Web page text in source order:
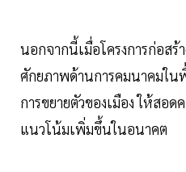
นอกจากนี้เมื่อโครงการก่อสร้
ศักยภาพด้านการคมนาคมใน
การขยายตัวของเมือง ให้สอ
แนวโน้มเพิ่มขึ้นในอนาคต